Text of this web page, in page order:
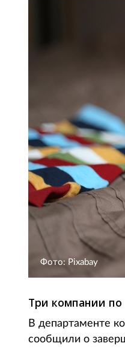
Фото: Pixabay
Три компании
В департаменте
сообщили о